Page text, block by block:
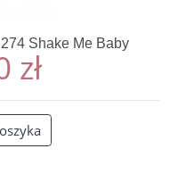
Shake Me Baby
zł